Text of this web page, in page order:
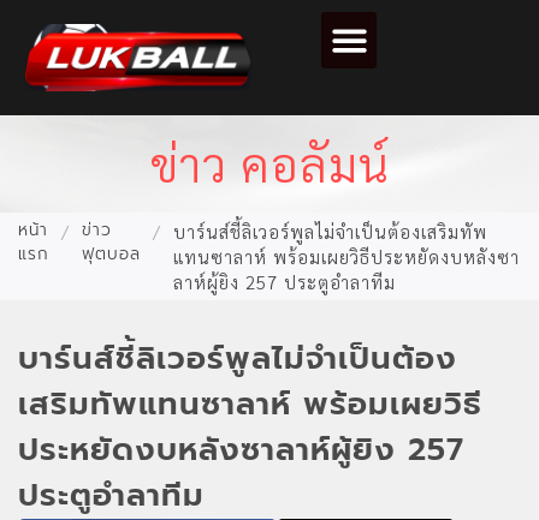
ข่าว คอลัมน์
หน้า
แรก
/ ข่าว
ฟุตบอล
/
บาร์นส์ชี้ลิเวอร์พูลไม่จำเป็นต้องเสริมทัพ
แทนซาลาห์ พร้อมเผยวิธีประหยัดงบหลังซา
ลาห์ผู้ยิง 257 ประตูอำลาทีม
บาร์นส์ชี้ลิเวอร์พูลไม่จำเป็นต้อง
เสริมทัพแทนซาลาห์ พร้อมเผยวิธี
ประหยัดงบหลังซาลาห์ผู้ยิง 257
ประตูอำลาทีม